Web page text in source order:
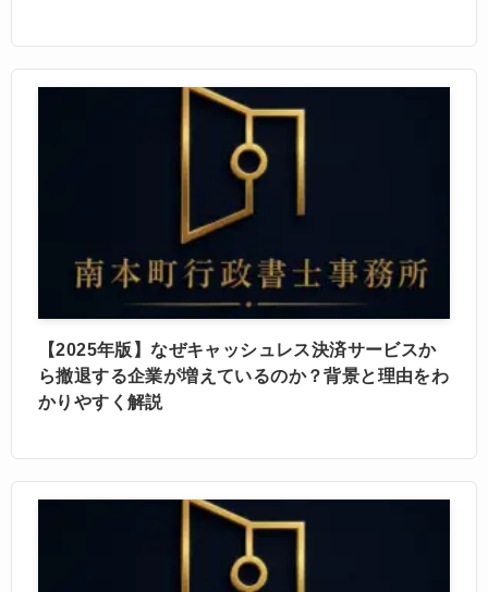
【2025年版】なぜキャッシュレス決済サービスか
ら撤退する企業が増えているのか？背景と理由をわ
かりやすく解説